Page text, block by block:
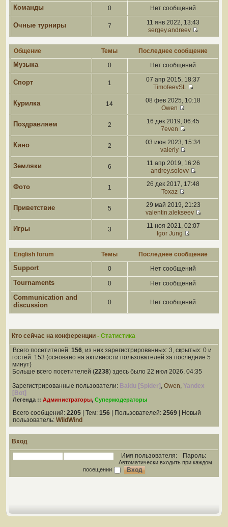
Команды 0 Нет сообщений
Очные турниры 7
11 янв 2022, 13:43
sergey.andreev
Общение Темы Последнее сообщение
Музыка 0 Нет сообщений
Спорт 1
07 апр 2015, 18:37
TimofeevSL
Курилка 14
08 фев 2025, 10:18
Owen
Поздравляем 2
16 дек 2019, 06:45
7even
Кино 2
03 июн 2023, 15:34
valeriy
Земляки 6
11 апр 2019, 16:26
andrey.solovv
Фото 1
26 дек 2017, 17:48
Toxaz
Приветствие 5
29 май 2019, 21:23
valentin.alekseev
Игры 3
11 ноя 2021, 02:07
Igor Jung
English forum Темы Последнее сообщение
Support 0 Нет сообщений
Tournaments 0 Нет сообщений
Communication and
discussion
0 Нет сообщений
Кто сейчас на конференции - Статистика
Всего посетителей: 156, из них зарегистрированных: 3, скрытых: 0 и
гостей: 153 (основано на активности пользователей за последние 5
минут)
Больше всего посетителей (2238) здесь было 22 июл 2026, 04:35
Зарегистрированные пользователи: Baidu [Spider] , Owen, Yandex
[Bot]
Легенда :: Администраторы, Супермодераторы
Всего сообщений: 2205 | Тем: 156 | Пользователей: 2569 | Новый
пользователь: WildWind
Вход
Имя пользователя:
Пароль:
Автоматически входить при каждом
посещении